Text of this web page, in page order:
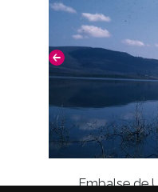
Embalse de